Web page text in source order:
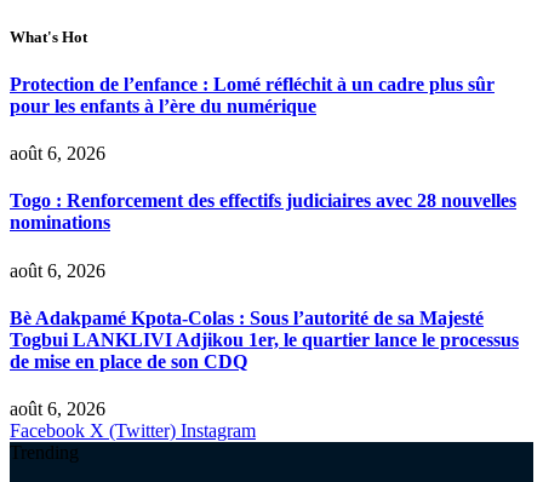
What's Hot
Protection de l’enfance : Lomé réfléchit à un cadre plus sûr
pour les enfants à l’ère du numérique
août 6, 2026
Togo : Renforcement des effectifs judiciaires avec 28 nouvelles
nominations
août 6, 2026
Bè Adakpamé Kpota-Colas : Sous l’autorité de sa Majesté
Togbui LANKLIVI Adjikou 1er, le quartier lance le processus
de mise en place de son CDQ
août 6, 2026
Facebook X (Twitter) Instagram
Trending